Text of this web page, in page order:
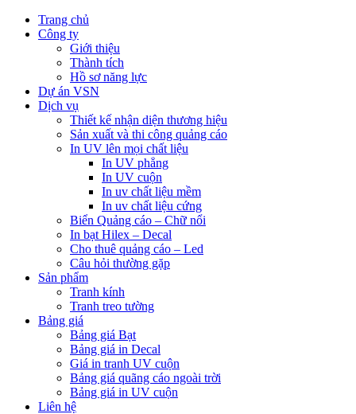
Trang chủ
Công ty
Giới thiệu
Thành tích
Hồ sơ năng lực
Dự án VSN
Dịch vụ
Thiết kế nhận diện thương hiệu
Sản xuất và thi công quảng cáo
In UV lên mọi chất liệu
In UV phẳng
In UV cuộn
In uv chất liệu mềm
In uv chất liệu cứng
Biển Quảng cáo – Chữ nổi
In bạt Hilex – Decal
Cho thuê quảng cáo – Led
Câu hỏi thường gặp
Sản phẩm
Tranh kính
Tranh treo tường
Bảng giá
Bảng giá Bạt
Bảng giá in Decal
Giá in tranh UV cuộn
Bảng giá quãng cáo ngoài trời
Bảng giá in UV cuộn
Liên hệ